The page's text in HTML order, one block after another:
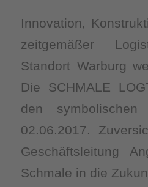
Innovation,
zeitgemäßer
Standort Warburg
Die SCHMALE
den symbolischen
02.06.2017.
Geschäftsleitung
Schmale in die